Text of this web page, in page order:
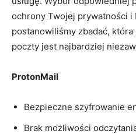
ochrony Twojej prywatności i
postanowiliśmy zbadać,
poczty jest najbardziej
ProtonMail
Bezpieczne szyfrowanie
Brak możliwości